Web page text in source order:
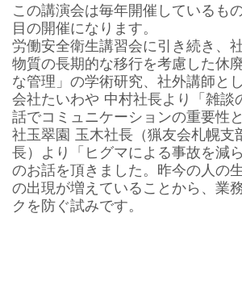
この講演会は毎年開催しているも
目の開催になります。
労働安全衛生講習会に引き続き、
物質の長期的な移行を考慮した休
な管理」の学術研究、社外講師と
会社たいわや 中村社長より「雑談
話でコミュニケーションの重要性
社玉翠園 玉木社長（猟友会札幌支
長）より「ヒグマによる事故を減
のお話を頂きました。昨今の人の
の出現が増えていることから、業
クを防ぐ試みです。